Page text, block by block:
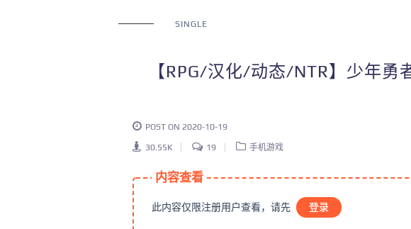
SINGLE
【RPG/汉化/动态/NTR】少年勇
POST ON 2020-10-19
30.55K 19 手机游戏
内容查看
此内容仅限注册用户查看，请先 登录